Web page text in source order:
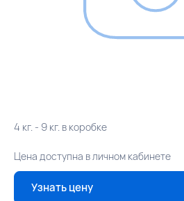
4 кг. - 9 кг. в коробке
Цена доступна в личном кабинете
Узнать цену